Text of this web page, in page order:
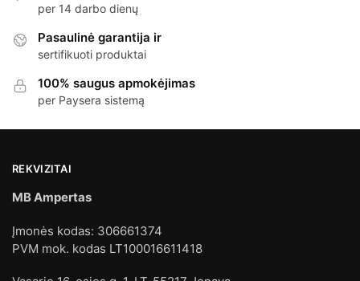
per 14 darbo dienų
Pasaulinė garantija ir
sertifikuoti produktai
100% saugus apmokėjimas
per Paysera sistemą
REKVIZITAI
MB Ampertas
Įmonės kodas: 306661374
PVM mok. kodas LT100016611418